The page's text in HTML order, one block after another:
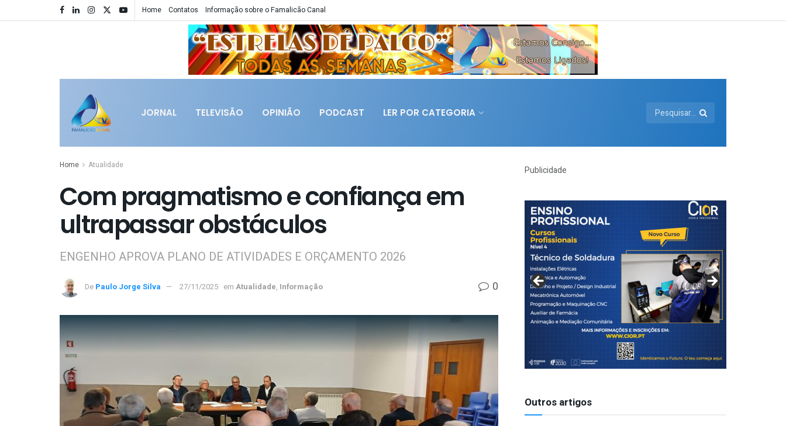
Home Contatos Informação sobre o Famalicão Canal
JORNAL TELEVISÃO OPINIÃO PODCAST LER POR CATEGORIA
Home Atualidade
Com pragmatismo e confiança em
ultrapassar obstáculos
ENGENHO APROVA PLANO DE ATIVIDADES E ORÇAMENTO 2026
De Paulo Jorge Silva 27/11/2025 em Atualidade, Informação 0
Publicidade
Outros artigos